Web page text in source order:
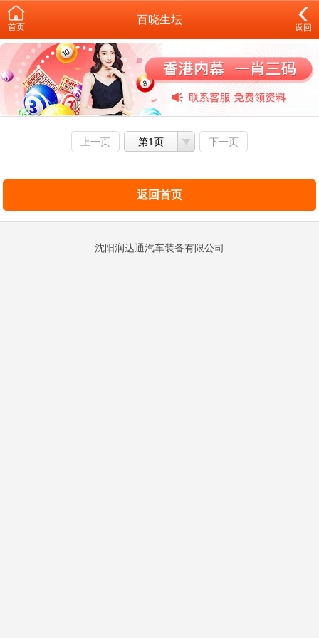
首页
百晓生坛
返回
上一页 第1页 下一页
返回首页
沈阳润达通汽车装备有限公司